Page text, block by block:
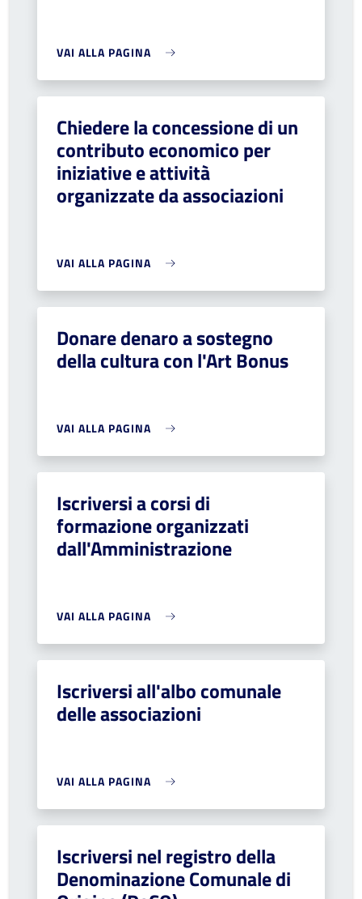
VAI ALLA PAGINA
Chiedere la concessione di un
contributo economico per
iniziative e attività
organizzate da associazioni
VAI ALLA PAGINA
Donare denaro a sostegno
della cultura con l'Art Bonus
VAI ALLA PAGINA
Iscriversi a corsi di
formazione organizzati
dall'Amministrazione
VAI ALLA PAGINA
Iscriversi all'albo comunale
delle associazioni
VAI ALLA PAGINA
Iscriversi nel registro della
Denominazione Comunale di